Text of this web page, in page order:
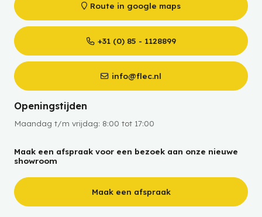
Route in google maps
+31 (0) 85 - 1128899
info@flec.nl
Openingstijden
Maandag t/m vrijdag: 8:00 tot 17:00
Maak een afspraak voor een bezoek aan onze nieuwe
showroom
Maak een afspraak